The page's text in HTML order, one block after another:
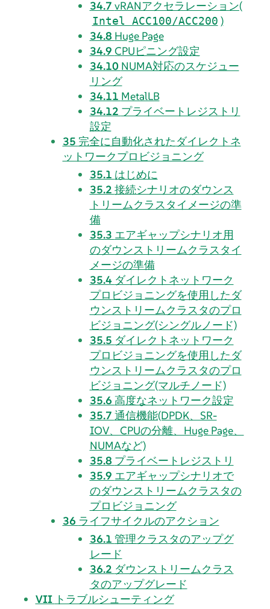
34.7 vRANアクセラレーション(
Intel ACC100/ACC200 )
34.8 Huge Page
34.9 CPUピニング設定
34.10 NUMA対応のスケジュー
リング
34.11 MetalLB
34.12 プライベートレジストリ
設定
35 完全に自動化されたダイレクトネ
ットワークプロビジョニング
35.1 はじめに
35.2 接続シナリオのダウンス
トリームクラスタイメージの準
備
35.3 エアギャップシナリオ用
のダウンストリームクラスタイ
メージの準備
35.4 ダイレクトネットワーク
プロビジョニングを使用したダ
ウンストリームクラスタのプロ
ビジョニング(シングルノード)
35.5 ダイレクトネットワーク
プロビジョニングを使用したダ
ウンストリームクラスタのプロ
ビジョニング(マルチノード)
35.6 高度なネットワーク設定
35.7 通信機能(DPDK、SR-
IOV、CPUの分離、Huge Page、
NUMAなど)
35.8 プライベートレジストリ
35.9 エアギャップシナリオで
のダウンストリームクラスタの
プロビジョニング
36 ライフサイクルのアクション
36.1 管理クラスタのアップグ
レード
36.2 ダウンストリームクラス
タのアップグレード
VII トラブルシューティング